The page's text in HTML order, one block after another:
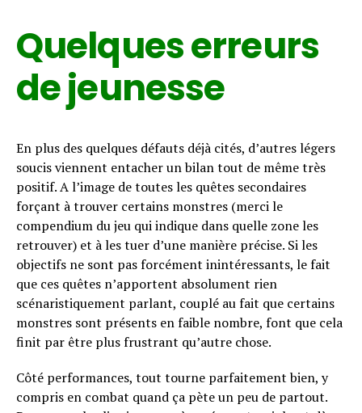
Quelques erreurs
de jeunesse
En plus des quelques défauts déjà cités, d’autres légers
soucis viennent entacher un bilan tout de même très
positif. A l’image de toutes les quêtes secondaires
forçant à trouver certains monstres (merci le
compendium du jeu qui indique dans quelle zone les
retrouver) et à les tuer d’une manière précise. Si les
objectifs ne sont pas forcément inintéressants, le fait
que ces quêtes n’apportent absolument rien
scénaristiquement parlant, couplé au fait que certains
monstres sont présents en faible nombre, font que cela
finit par être plus frustrant qu’autre chose.
Côté performances, tout tourne parfaitement bien, y
compris en combat quand ça pète un peu de partout.